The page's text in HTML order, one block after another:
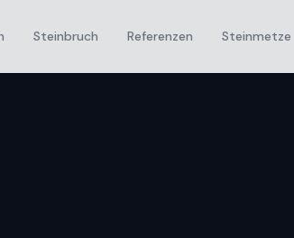
Steinbruch Referenzen Steinmetze